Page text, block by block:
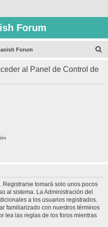
Forum
Forum
c
al Panel de Control de
Registrarse tomará solo unos pocos
al sistema. La Administración del
a los usuarios registrados.
familiarizado con nuestros términos
lea las reglas de los foros mientras